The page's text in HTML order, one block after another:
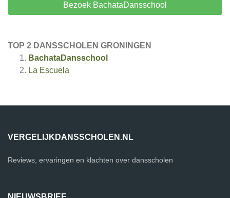
Bezoek BachataDansschool
TOP 2 DANSSCHOLEN GRONINGEN
BachataDansschool
La Escuela
VERGELIJKDANSSCHOLEN.NL
Reviews, ervaringen en klachten over dansscholen